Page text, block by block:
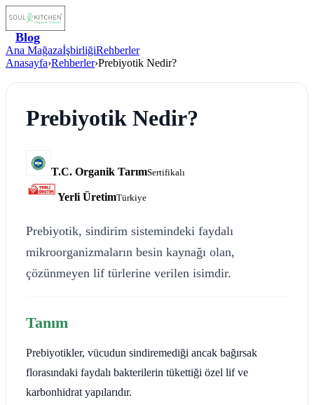
Blog
Ana MağazaİşbirliğiRehberler
Anasayfa›Rehberler›Prebiyotik Nedir?
Prebiyotik Nedir?
T.C. Organik TarımSertifikalı
Yerli ÜretimTürkiye
Prebiyotik, sindirim sistemindeki faydalı
mikroorganizmaların besin kaynağı olan,
çözünmeyen lif türlerine verilen isimdir.
Tanım
Prebiyotikler, vücudun sindiremediği ancak bağırsak
florasındaki faydalı bakterilerin tükettiği özel lif ve
karbonhidrat yapılarıdır.